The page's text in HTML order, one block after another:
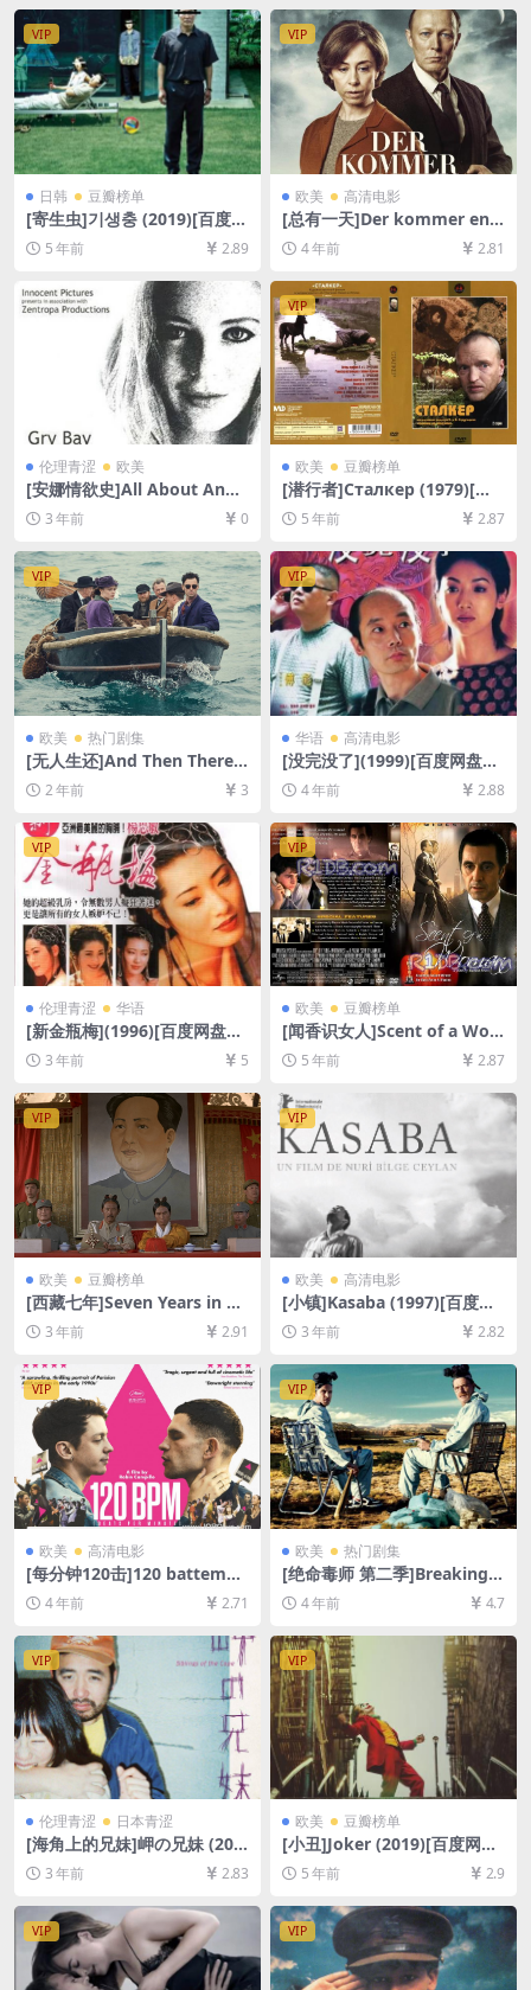
字幕]
VIP
日韩 豆瓣榜单
[寄生虫]기생충 (2019)[百度网
盘+夸克网盘+迅雷云盘资源10
80P超清未删减][MP4/8.5GB]
5 年前 2.89
VIP
欧美 高清电影
[总有一天]Der kommer en d
ag (2016)[百度网盘+迅雷云盘
资源1080P超清未删减][MP4/
4 年前 2.81
伦理青涩 欧美
[安娜情欲史]All About Anna
(2005)[百度网盘+夸克网盘10
80P超清未删减资源][网盘下
载][MKV/2.4GB][中英字幕]
【手机/平板无法在线播放，请
使用电脑下载防和谐压缩包
（含解压密码）】
3 年前 0
VIP
欧美 豆瓣榜单
[潜行者]Сталкер (1979)[百
度网盘+夸克网盘+迅雷云盘资
源1080P超清][MP4/10GB][中
文字幕]
5 年前 2.87
VIP
欧美 热门剧集
[无人生还]And Then There
Were None (2015)[百度网盘
+夸克网盘1080P超清未删减
资源][网盘在线播放/下载][MP
4/11GB][中英字幕]
2 年前 3
VIP
华语 高清电影
[没完没了](1999)[百度网盘
+迅雷云盘资源1080P超清][M
P4/5.7GB][中文字幕]
4 年前 2.88
VIP
伦理青涩 华语
[新金瓶梅](1996)[百度网盘
+夸克网盘DVD原盘高清未删
减资源][网盘下载][MP4/20G
B][国语中字]【手机/平板无法
在线播放，请使用电脑下载防
和谐压缩包（含解压密码）】
3 年前 5
VIP
欧美 豆瓣榜单
[闻香识女人]Scent of a Wo
man (1992)[百度网盘+夸克网
盘+迅雷云盘资源1080P超清
未删减][MP4/11GB][中英字
幕]
5 年前 2.87
VIP
欧美 豆瓣榜单
[西藏七年]Seven Years in Ti
bet(1997)[百度网盘+夸克网
盘1080P超清未删减资源][网
盘在线播放/下载][MP4/8.8G
B][中文字幕][视频文件+防和
谐加密压缩包]
3 年前 2.91
VIP
欧美 高清电影
[小镇]Kasaba (1997)[百度网
盘+夸克网盘1080P超清资源]
[网盘在线播放/下载][MP4/5.
3GB][中文字幕]
3 年前 2.82
VIP
欧美 高清电影
[每分钟120击]120 battemen
ts par minute (2017)[百度网
盘+迅雷云盘资源1080P超清
幕]
4 年前 2.71
VIP
欧美 热门剧集
[绝命毒师 第二季]Breaking B
ad Season 2 (2009)[百度网
盘+夸克网盘1080P超清未删
[MP4/37GB][中英字幕]
4 年前 4.7
VIP
伦理青涩 日本青涩
[海角上的兄妹]岬の兄妹 (201
8)[百度网盘+迅雷云盘资源10
80P超清未删减][MP4/3GB]
[日语中字]
3 年前 2.83
VIP
欧美 豆瓣榜单
[小丑]Joker (2019)[百度网盘
+迅雷云盘资源1080P超清未
删减][MP4/7.7GB][中英字幕]
5 年前 2.9
VIP VIP